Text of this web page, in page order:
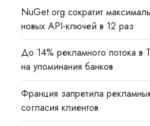
NuGet.org сократит
новых API-ключей в 12 раз
До 14% рекламного потока в
на упоминания банков
Франция запретила
согласия клиентов